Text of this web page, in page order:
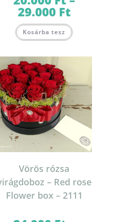
29.000 FtÁrtartomány:
20.000 Ft
29.000 Ft
Kosárba tesz a
termékoldalon
ki
Vörös rózsa
– Red rose
Flower box – 2111